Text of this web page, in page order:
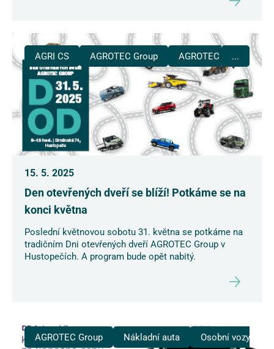
AGRI CS AGROTEC Group AGROTEC Plus
...
15. 5. 2025
Den otevřených dveří se blíží! Potkáme se na
konci května
Poslední květnovou sobotu 31. května se potkáme na
tradičním Dni otevřených dveří AGROTEC Group v
Hustopečích. A program bude opět nabitý.
AGROTEC Group Nákladní auta Osobní vozy